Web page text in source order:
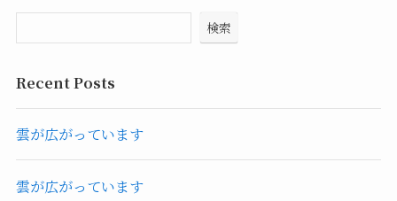
検索
Recent Posts
雲が広がっています
雲が広がっています